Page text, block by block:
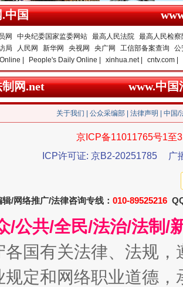
关漫道展新颜 “
柜里的秘密 高速路
中国
网 中央纪委国家监委网站 最高人民法院 最高人民检察
局
人民网 新华网 央视网 央广网 工信部备案查询
公
| People's Daily Online | xinhua.net | cntv.com |
网.net www.中
关于我们 公众采编部 法律声明 | 中国
京ICP备11011765号1至
ICP许可证: 京B2-20251785
广
辑/网络推广/法律咨询专线： 010-89525216
/公共/全民/法治/法制/
各国有关法律、法规
规定和网络职业道德